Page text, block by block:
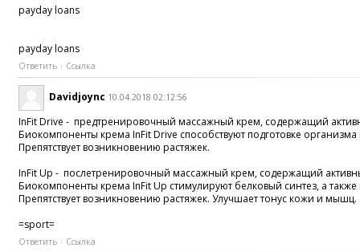
payday loans
payday loans
Ответить Ссылка
Davidjoync 10.04.2018 02:12:56
InFit Drive - предтренировочный массажный крем, содержащий
Биокомпоненты крема InFit Drive способствуют подготовке
Препятствует возникновению растяжек.
InFit Up - послетренировочный массажный крем, содержащий
Биокомпоненты крема InFit Up стимулируют белковый синтез, а
Препятствует возникновению растяжек. Улучшает тонус кожи и мышц.
=sport=
Ответить Ссылка